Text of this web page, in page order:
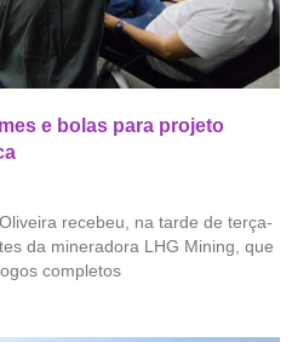
e bolas para projeto
recebeu, na tarde de terça-
da mineradora LHG Mining, que
completos